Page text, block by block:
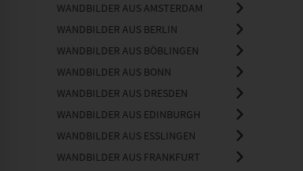
WANDBILDER AUS AMSTERDAM
WANDBILDER AUS BERLIN
WANDBILDER AUS BÖBLINGEN
WANDBILDER AUS BONN
WANDBILDER AUS DRESDEN
WANDBILDER AUS EDINBURGH
WANDBILDER AUS ESSLINGEN
WANDBILDER AUS FRANKFURT